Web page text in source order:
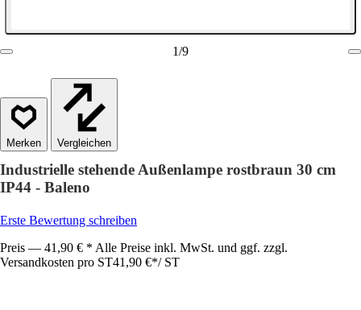
1/9
Vergleichen
Industrielle stehende Außenlampe rostbraun 30 cm
IP44 - Baleno
Erste Bewertung schreiben
Preis — 41,90 € * Alle Preise inkl. MwSt. und ggf. zzgl.
Versandkosten pro ST41,90 €*/ ST